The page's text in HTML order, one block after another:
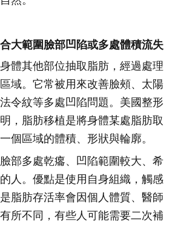
大範圍臉部凹陷或多處體積流失
體其他部位抽取脂肪，經過處理
域。它常被用來改善臉頰、太陽
令紋等多處凹陷問題。美國整形
，脂肪移植是將身體某處脂肪取
個區域的體積、形狀與輪廓。
部多處乾癟、凹陷範圍較大、希
人。優點是使用自身組織，觸感
脂肪存活率會因個人體質、醫師
所不同，有些人可能需要二次補